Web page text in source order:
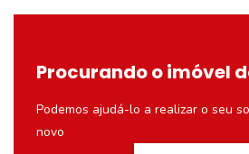
Procurando o imóvel
Podemos ajudá-lo a realizar o seu
novo